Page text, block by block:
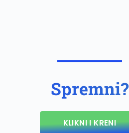
Spremni?
KLIKNI I KRENI